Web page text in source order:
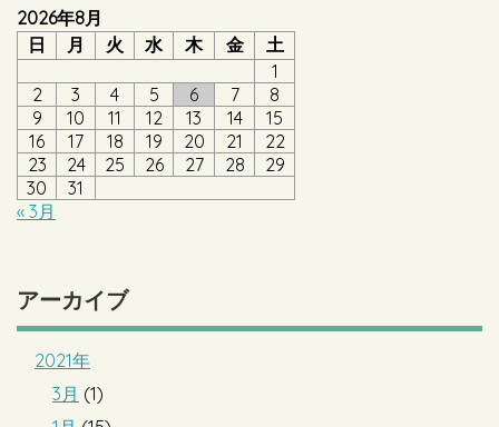
2026年8月
日
月 火 水 木 金
土
1
2
3 4 5 6 7
8
9
10 11 12 13 14
15
16
17 18 19 20 21
22
23
24 25 26 27 28
29
30
31
« 3月
アーカイブ
2021年
3月 (1)